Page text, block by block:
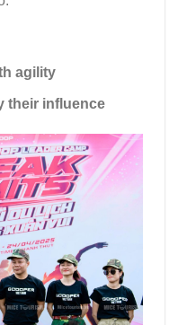
agility
their influence